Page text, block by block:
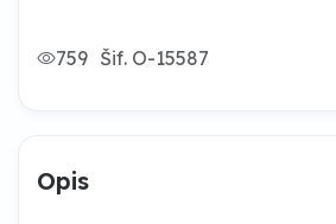
759 Šif. O-15587
Opis